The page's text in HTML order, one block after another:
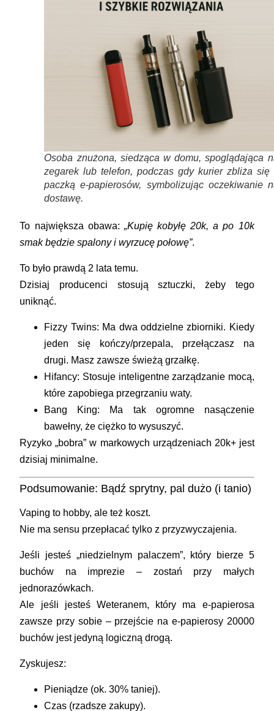
Osoba znużona, siedząca w domu, spoglądająca
zegarek lub telefon, podczas gdy kurier zbliża się
paczką e-papierosów, symbolizując oczekiwanie
dostawę.
To największa obawa: „Kupię kobyłę 20k, a po 10k
smak będzie spalony i wyrzucę połowę”.
To było prawdą 2 lata temu.
Dzisiaj producenci stosują sztuczki, żeby tego
uniknąć.
Fizzy Twins: Ma dwa oddzielne zbiorniki. Kiedy
jeden się kończy/przepala, przełączasz na
drugi. Masz zawsze świeżą grzałkę.
Hifancy: Stosuje inteligentne zarządzanie mocą,
które zapobiega przegrzaniu waty.
Bang King: Ma tak ogromne nasączenie
bawełny, że ciężko to wysuszyć.
Ryzyko „bobra” w markowych urządzeniach 20k+ jest
dzisiaj minimalne.
Podsumowanie: Bądź sprytny, pal dużo (i tanio)
Vaping to hobby, ale też koszt.
Nie ma sensu przepłacać tylko z przyzwyczajenia.
Jeśli jesteś „niedzielnym palaczem”, który bierze 5
buchów na imprezie – zostań przy małych
jednorazówkach.
Ale jeśli jesteś Weteranem, który ma e-papierosa
zawsze przy sobie – przejście na e-papierosy 20000
buchów jest jedyną logiczną drogą.
Zyskujesz:
Pieniądze (ok. 30% taniej).
Czas (rzadsze zakupy).